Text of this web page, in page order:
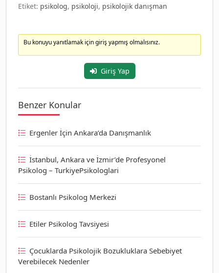
Etiket: psikolog, psikoloji, psikolojik danışman
Bu konuyu yanıtlamak için giriş yapmış olmalısınız.
Giriş Yap
Benzer Konular
Ergenler İçin Ankara’da Danışmanlık
İstanbul, Ankara ve İzmir’de Profesyonel
Psikolog – TurkiyePsikologlari
Bostanlı Psikolog Merkezi
Etiler Psikolog Tavsiyesi
Çocuklarda Psikolojik Bozukluklara Sebebiyet
Verebilecek Nedenler